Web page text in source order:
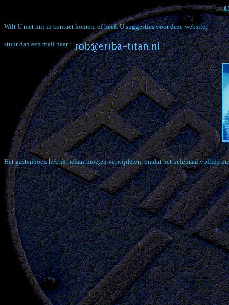
Wilt U met mij in contact komen, of heeft U suggesties voor deze website,
stuur dan een mail naar :
Het gastenboek heb ik helaas moeten verwijderen, omdat het helemaal volliep